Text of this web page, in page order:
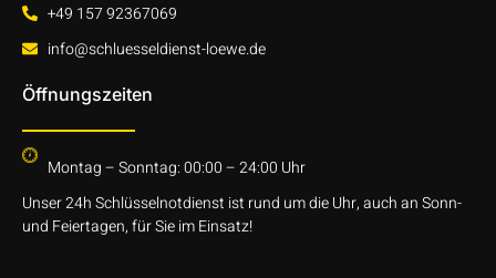
+49 157 92367069
info@schluesseldienst-loewe.de
Öffnungszeiten
Montag – Sonntag: 00:00 – 24:00 Uhr
Unser 24h Schlüsselnotdienst ist rund um die Uhr, auch an Sonn-
und Feiertagen, für Sie im Einsatz!